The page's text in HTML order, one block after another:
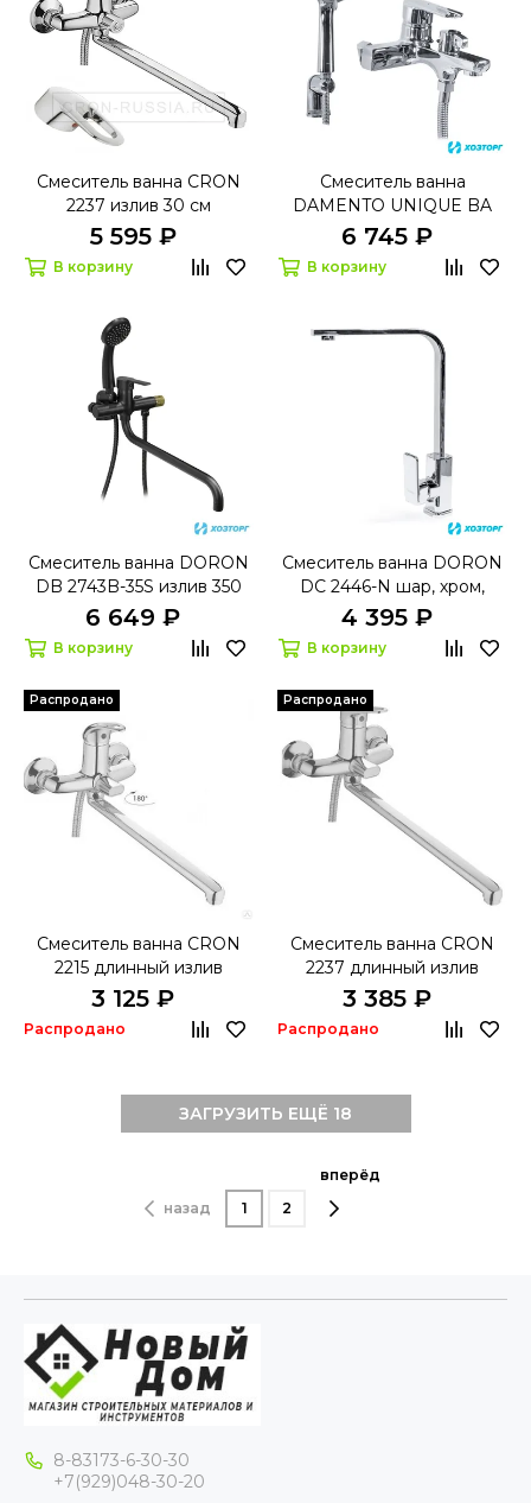
Смеситель ванна CRON
2237 излив 30 см
5 595 ₽
В корзину
Смеситель ванна
DAMENTO UNIQUE BA
02.50 шар, хром,
6 745 ₽
В корзину
Смеситель ванна DORON
DB 2743B-35S излив 350
мм шар, черный,1 реж
6 649 ₽
В корзину
Смеситель ванна DORON
DC 2446-N шар, хром,
высокий излив
4 395 ₽
В корзину
Распродано
Смеситель ванна CRON
2215 длинный излив
3 125 ₽
Распродано
Распродано
Смеситель ванна CRON
2237 длинный излив
3 385 ₽
Распродано
ЗАГРУЗИТЬ ЕЩЁ 18
назад 1 2
вперёд
8-83173-6-30-30
+7(929)048-30-20